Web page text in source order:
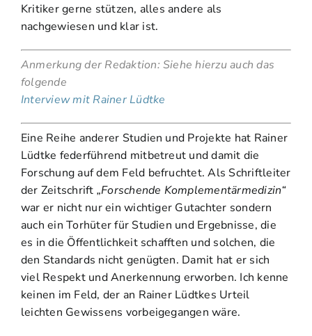
Kritiker gerne stützen, alles andere als
nachgewiesen und klar ist.
Anmerkung der Redaktion: Siehe hierzu auch das
folgende
Interview mit Rainer Lüdtke
Eine Reihe anderer Studien und Projekte hat Rainer
Lüdtke federführend mitbetreut und damit die
Forschung auf dem Feld befruchtet. Als Schriftleiter
der Zeitschrift „Forschende Komplementärmedizin“
war er nicht nur ein wichtiger Gutachter sondern
auch ein Torhüter für Studien und Ergebnisse, die
es in die Öffentlichkeit schafften und solchen, die
den Standards nicht genügten. Damit hat er sich
viel Respekt und Anerkennung erworben. Ich kenne
keinen im Feld, der an Rainer Lüdtkes Urteil
leichten Gewissens vorbeigegangen wäre.